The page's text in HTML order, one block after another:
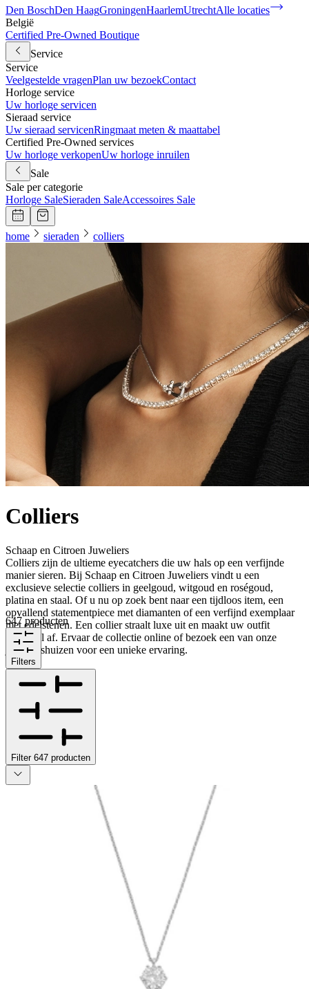
Den BoschDen HaagGroningenHaarlemUtrechtAlle locaties
België
Certified Pre-Owned Boutique
Service
Service
Veelgestelde vragenPlan uw bezoekContact
Horloge service
Uw horloge servicen
Sieraad service
Uw sieraad servicenRingmaat meten & maattabel
Certified Pre-Owned services
Uw horloge verkopenUw horloge inruilen
Sale
Sale per categorie
Horloge SaleSieraden SaleAccessoires Sale
home sieraden colliers
Colliers
Schaap en Citroen Juweliers
Colliers zijn de ultieme eyecatchers die uw hals op een verfijnde
manier sieren. Bij Schaap en Citroen Juweliers vindt u een
exclusieve selectie colliers in geelgoud, witgoud en roségoud,
platina en staal. Of u nu op zoek bent naar een tijdloos item, een
opvallend statementpiece met diamanten of een verfijnd exemplaar
met edelstenen. Een collier straalt luxe uit en maakt uw outfit
helemaal af. Ervaar de collectie online of bezoek een van onze
juweliershuizen voor een unieke ervaring.
647 producten
Filters
Filter 647 producten